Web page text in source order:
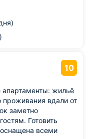
10
жильё
проживания вдали от
заметно
Готовить
всеми